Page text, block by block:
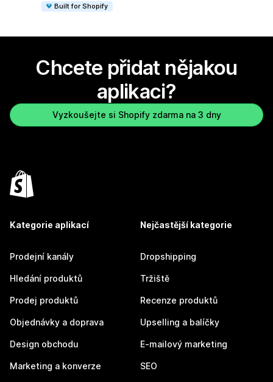
Built for Shopify
Chcete přidat nějakou
aplikaci?
Vyzkoušejte si Shopify zdarma na 3 dny
Kategorie aplikací
Prodejní kanály
Hledání produktů
Prodej produktů
Objednávky a doprava
Design obchodu
Marketing a konverze
Nejčastější kategorie
Dropshipping
Tržiště
Recenze produktů
Upselling a balíčky
E-mailový marketing
SEO